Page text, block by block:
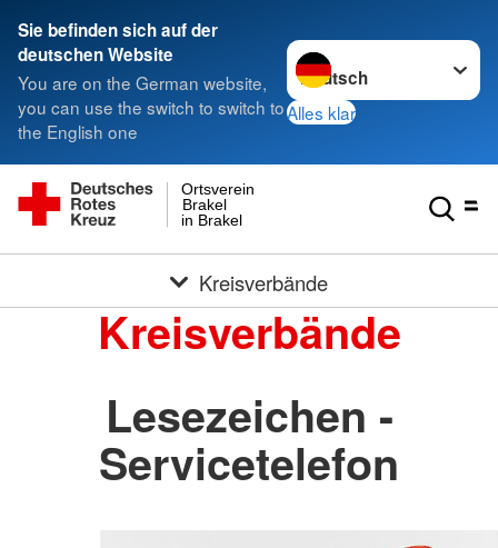
Sie befinden sich auf der
deutschen Website
You are on the German website,
you can use the switch to switch to
the English one
Sprache wechseln zu
Alles klar
in Brakel
Brakel
Ortsverein
Kreisverbände
Kreisverbände
Lesezeichen -
Servicetelefon